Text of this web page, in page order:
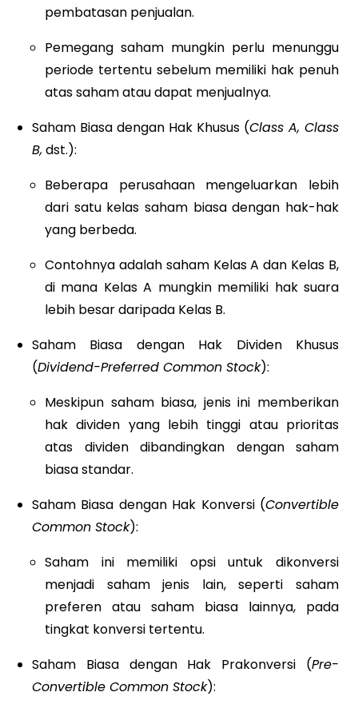
pembatasan penjualan.
Pemegang saham mungkin perlu menunggu
periode tertentu sebelum memiliki hak penuh
atas saham atau dapat menjualnya.
Saham Biasa dengan Hak Khusus (Class A, Class
B, dst.):
Beberapa perusahaan mengeluarkan lebih
dari satu kelas saham biasa dengan hak-hak
yang berbeda.
Contohnya adalah saham Kelas A dan Kelas B,
di mana Kelas A mungkin memiliki hak suara
lebih besar daripada Kelas B.
Saham Biasa dengan Hak Dividen Khusus
(Dividend-Preferred Common Stock):
Meskipun saham biasa, jenis ini memberikan
hak dividen yang lebih tinggi atau prioritas
atas dividen dibandingkan dengan saham
biasa standar.
Saham Biasa dengan Hak Konversi (Convertible
Common Stock):
Saham ini memiliki opsi untuk dikonversi
menjadi saham jenis lain, seperti saham
preferen atau saham biasa lainnya, pada
tingkat konversi tertentu.
Saham Biasa dengan Hak Prakonversi (Pre-
Convertible Common Stock):